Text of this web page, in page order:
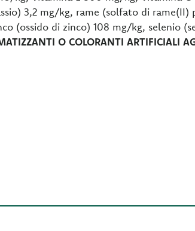
3,2 mg/kg, rame (solfato di rame(II)
(ossido di zinco) 108 mg/kg, selenio
O COLORANTI ARTIFICIALI